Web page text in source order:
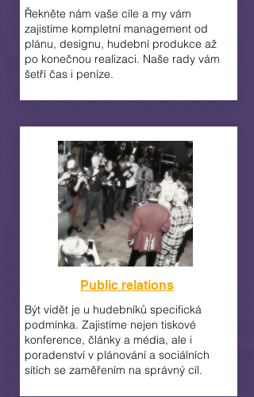
Řekněte nám vaše cíle a my vám
zajistíme kompletní management od
plánu, designu, hudební produkce až
po konečnou realizaci. Naše rady vám
šetří čas i peníze.
Public relations
Být vidět je u hudebníků specifická
podmínka. Zajistíme nejen tiskové
konference, články a média, ale i
poradenství v plánování a sociálních
sítích se zaměřením na správný cíl.